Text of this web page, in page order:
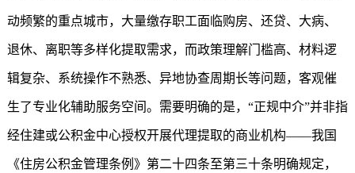
动频繁的重点城市，大量缴存职工面临购房、还贷、大病、
退休、离职等多样化提取需求，而政策理解门槛高、材料逻
辑复杂、系统操作不熟悉、异地协查周期长等问题，客观催
生了专业化辅助服务空间。需要明确的是，“正规中介”并非指
经住建或公积金中心授权开展代理提取的商业机构——我国
《住房公积金管理条例》第二十四条至第三十条明确规定，